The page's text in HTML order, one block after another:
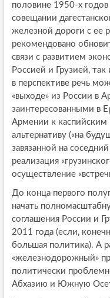
половине 1950-х
совещании
железной дороги с ее
рекомендовано
связи с развитием
Россией и Грузией,
в перспективе речь
«выходе» из России в
заинтересованными в
Армении к каспийским
альтернативу («на
завязанной на
реализация
осуществление
До конца первого
начать
соглашения России и
2011 года (если,
большая политика). А
«железнодорожный»
политически
Абхазию и Южную